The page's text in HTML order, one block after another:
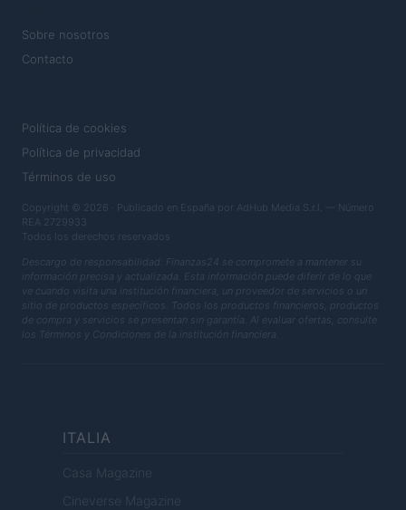
Sobre nosotros
Contacto
Política de cookies
Política de privacidad
Términos de uso
Copyright © 2026 · Publicado en España por AdHub Media S.r.l. — Número
REA 2729933
Todos los derechos reservados
Descargo de responsabilidad: Finanzas24 se compromete a mantener su
información precisa y actualizada. Esta información puede diferir de lo que
ve cuando visita una institución financiera, un proveedor de servicios o un
sitio de productos específicos. Todos los productos financieros, productos
de compra y servicios se presentan sin garantía. Al evaluar ofertas, consulte
los Términos y Condiciones de la institución financiera.
ITALIA
Casa Magazine
Cineverse Magazine